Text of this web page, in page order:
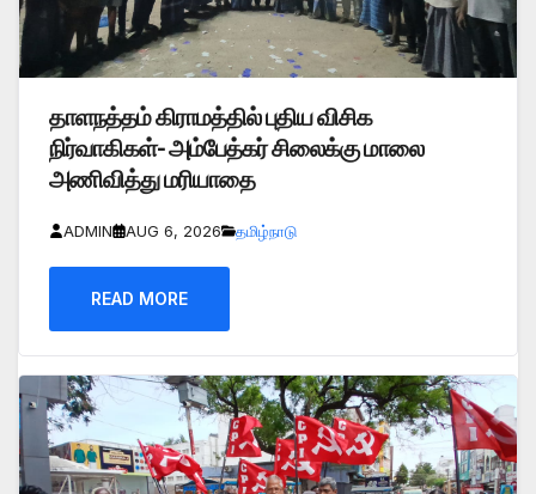
தாளநத்தம் கிராமத்தில் புதிய விசிக
நிர்வாகிகள்- அம்பேத்கர் சிலைக்கு மாலை
அணிவித்து மரியாதை
ADMIN AUG 6, 2026 தமிழ்நாடு
READ MORE